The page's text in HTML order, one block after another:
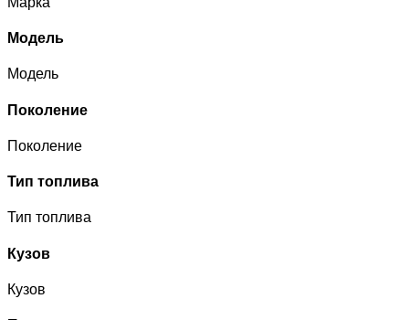
Модель
Модель
Поколение
Поколение
Тип топлива
Тип топлива
Кузов
Кузов